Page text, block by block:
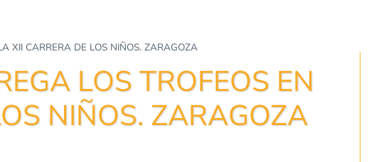
XII CARRERA DE LOS NIÑOS. ZARAGOZA
LOS TROFEOS EN
NIÑOS. ZARAGOZA